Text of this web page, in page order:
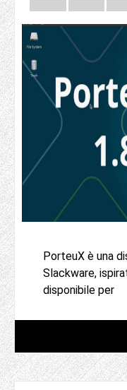
PorteuX è una
Slackware,
disponibile per